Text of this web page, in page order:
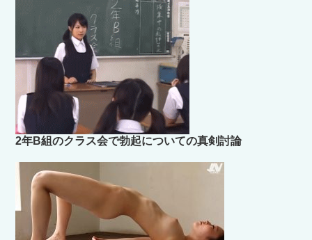
2年B組のクラス会で勃起についての真剣討論